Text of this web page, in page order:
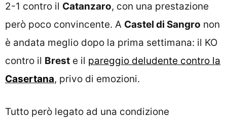
2-1 contro il Catanzaro, con una prestazione
però poco convincente. A Castel di Sangro non
è andata meglio dopo la prima settimana: il KO
contro il Brest e il pareggio deludente contro la
Casertana, privo di emozioni.
Tutto però legato ad una condizione